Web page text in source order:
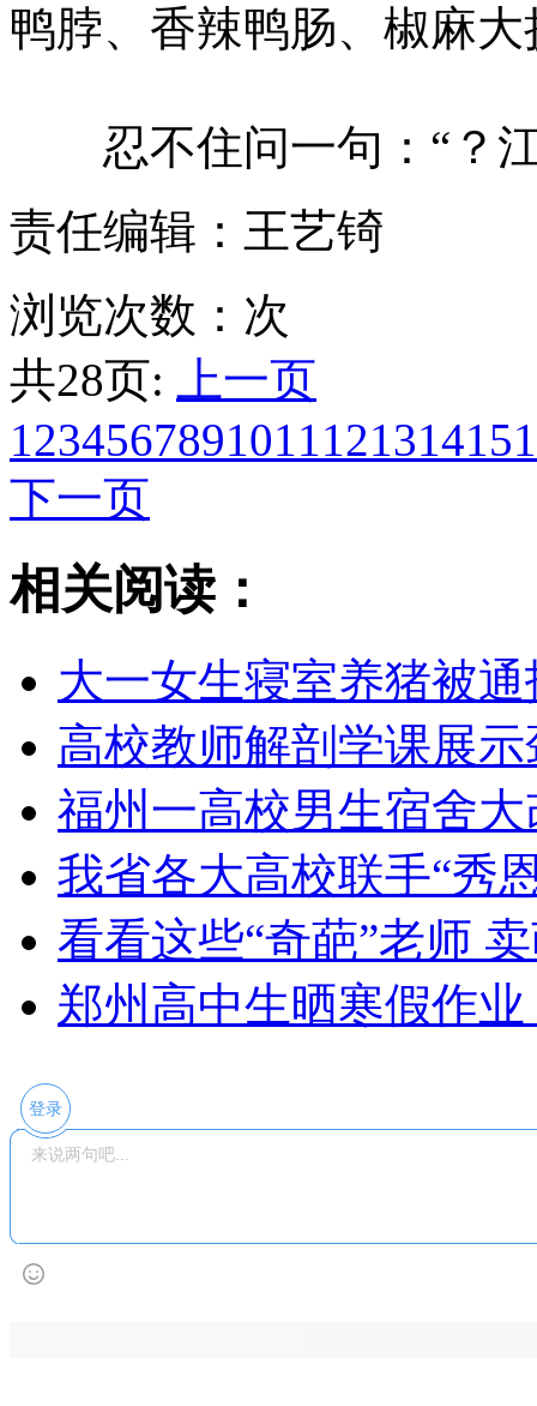
鸭脖、香辣鸭肠、椒麻
忍不住问一句：“？江
责任编辑：王艺锜
浏览次数： 次
共28页:
上一页
123456789101112131415
下一页
相关阅读：
大一女生寝室养猪被通
高校教师解剖学课展
福州一高校男生宿舍
我省各大高校联手“秀
看看这些“奇葩”老师
郑州高中生晒寒假作
登录